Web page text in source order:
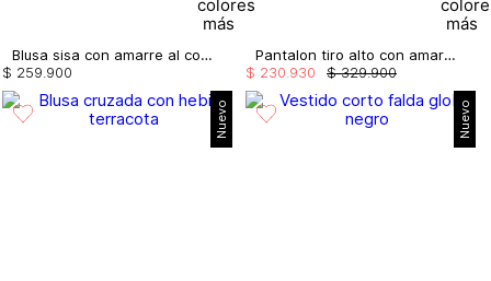
Blusa sisa con amarre al costado
$ 259 900
Pantalon tiro alto con amarre en bota
$ 329.900
$ 230 930
Nuevo Nuevo